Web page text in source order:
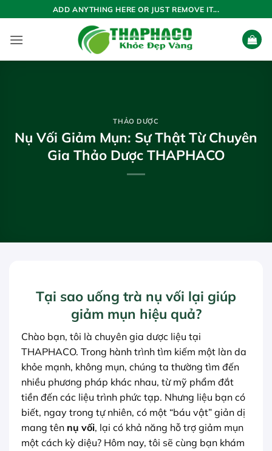
qua
nội
ADD ANYTHING HERE OR JUST REMOVE IT...
THẢO DƯỢC
Nụ Vối Giảm Mụn: Sự Thật Từ Chuyên
Gia Thảo Dược THAPHACO
Tại sao uống trà nụ vối lại giúp
giảm mụn hiệu quả?
Chào bạn, tôi là chuyên gia dược liệu tại
THAPHACO. Trong hành trình tìm kiếm một làn da
khỏe mạnh, không mụn, chúng ta thường tìm đến
nhiều phương pháp khác nhau, từ mỹ phẩm đắt
tiền đến các liệu trình phức tạp. Nhưng liệu bạn có
biết, ngay trong tự nhiên, có một “báu vật” giản dị
mang tên nụ vối, lại có khả năng hỗ trợ giảm mụn
một cách kỳ diệu? Hôm nay, tôi sẽ cùng bạn khám